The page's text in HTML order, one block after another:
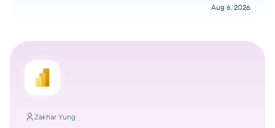
Aug 6, 2026
Zakhar Yung